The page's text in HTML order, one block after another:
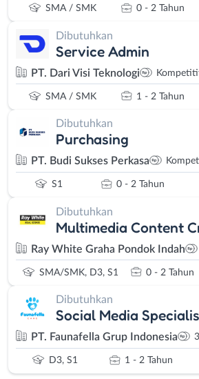
SMA / SMK 0 - 2 Tahun
Dibutuhkan
Service Admin
PT. Dari Visi Teknologi
SMA / SMK 1 - 2 Tahun
Dibutuhkan
Purchasing
PT. Budi Sukses Perkasa
S1 0 - 2 Tahun
Dibutuhkan
Multimedia Content
Ray White Graha Pondok Indah
SMA/SMK, D3, S1 0 - 2 Tahun
Dibutuhkan
Social Media
PT. Faunafella Grup Indonesia
D3, S1 1 - 2 Tahun